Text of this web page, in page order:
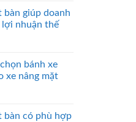
bàn giúp doanh
lợi nhuận thế
bánh xe
xe nâng mặt
bàn có phù hợp